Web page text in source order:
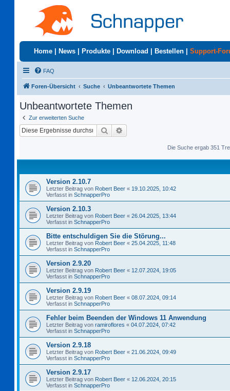
Home News Produkte Download Bestellen Support-
FAQ
Foren-Übersicht Suche Unbeantwortete Themen
Unbeantwortete Themen
Zur erweiterten Suche
Suche
Die Suche ergab 351
Version 2.10.7
Letzter Beitrag von Robert Beer « 19.10.2025, 10:42
Verfasst in SchnapperPro
Version 2.10.3
Letzter Beitrag von Robert Beer « 26.04.2025, 13:44
Verfasst in SchnapperPro
Bitte entschuldigen Sie die Störung...
Letzter Beitrag von Robert Beer « 25.04.2025, 11:48
Verfasst in SchnapperPro
Version 2.9.20
Letzter Beitrag von Robert Beer « 12.07.2024, 19:05
Verfasst in SchnapperPro
Version 2.9.19
Letzter Beitrag von Robert Beer « 08.07.2024, 09:14
Verfasst in SchnapperPro
Fehler beim Beenden der Windows 11 Anwendung
Letzter Beitrag von ramiroflores « 04.07.2024, 07:42
Verfasst in SchnapperPro
Version 2.9.18
Letzter Beitrag von Robert Beer « 21.06.2024, 09:49
Verfasst in SchnapperPro
Version 2.9.17
Letzter Beitrag von Robert Beer « 12.06.2024, 20:15
Verfasst in SchnapperPro